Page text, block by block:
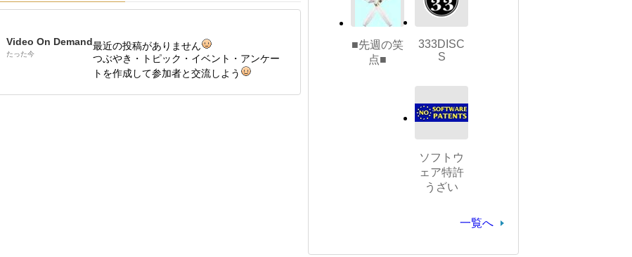
Video On Demand
たった今
最近の投稿がありません
つぶやき・トピック・イベント・アンケー
トを作成して参加者と交流しよう
■先週の笑
点■
333DISC
S
ソフトウ
ェア特許
うざい
一覧へ